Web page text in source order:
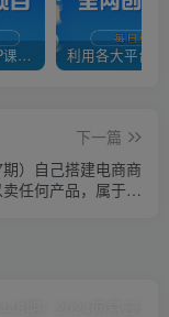
官方正品 全网VIP课程 无损下载~
下一篇
期）自己搭建电商商
任何产品，属于自